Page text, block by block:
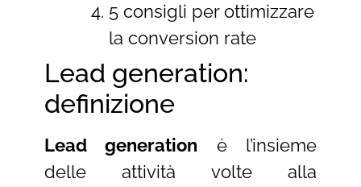
5 consigli per ottimizzare
la conversion rate
Lead generation:
definizione
Lead generation è l’insieme
delle attività volte alla